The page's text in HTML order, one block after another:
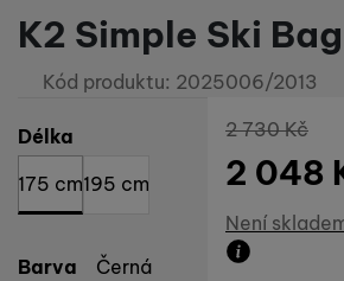
K2 Simple Ski Bag
Kód produktu: 2025006/2013
Vyberte variantu
Délka
175 cm195 cm
Barva Černá
Není
Původní
2 730Kč
2 048